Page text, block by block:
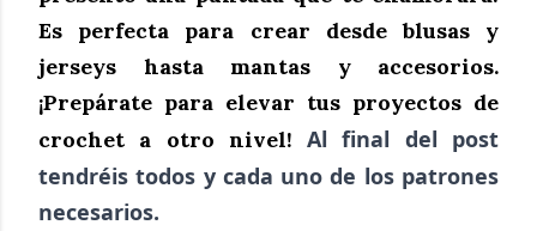
Es perfecta para crear desde blusas y
jerseys hasta mantas y accesorios.
¡Prepárate para elevar tus proyectos de
crochet a otro nivel!Al final del post
tendréis todos y cada uno de los patrones
necesarios.